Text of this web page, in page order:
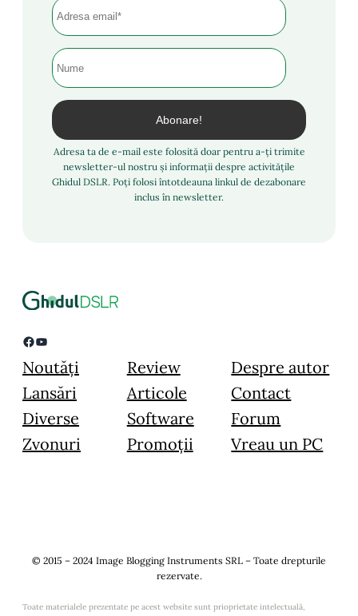
Adresa ta de e-mail este folosită doar pentru a-ți trimite
newsletter-ul nostru și informații despre activitățile
Ghidul DSLR. Poți folosi întotdeauna linkul de dezabonare
inclus în newsletter.
Facebook YouTube
Noutăți
Lansări
Diverse
Zvonuri
Review
Articole
Software
Promoții
Despre autor
Contact
Forum
Vreau un PC
© 2015 – 2024 Image Blogging Instruments SRL – Toate drepturile
rezervate.
Toate materialele prezentate pe acest website sunt prioprietate intelectuală,